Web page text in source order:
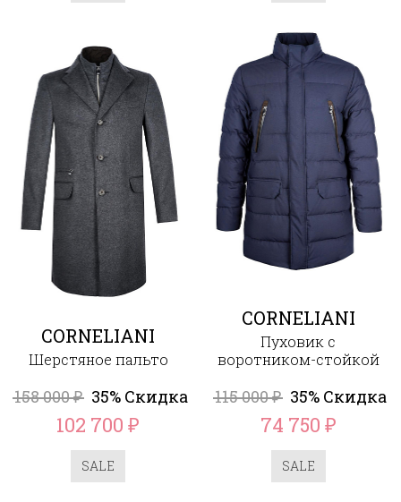
CORNELIANI
Шерстяное пальто
158 000₽ 35% Скидка
102 700₽
SALE
CORNELIANI
Пуховик с
воротником-стойкой
115 000₽ 35% Скидка
74 750 ₽
SALE